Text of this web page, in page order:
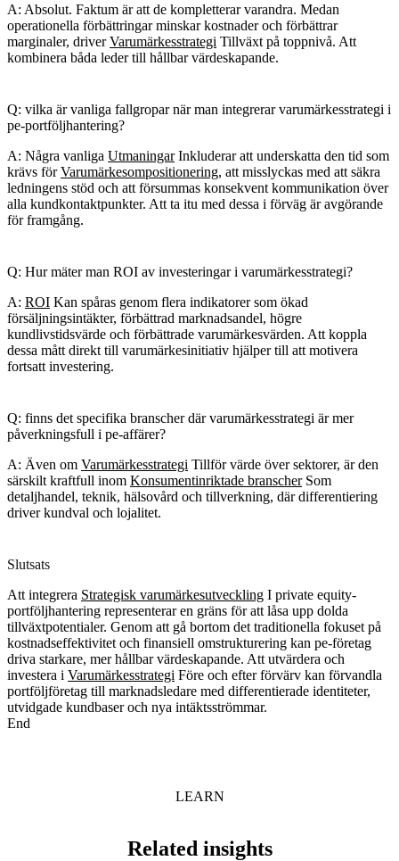
A: Absolut. Faktum är att de kompletterar varandra. Medan
operationella förbättringar minskar kostnader och förbättrar
marginaler, driverVarumärkesstrategi Tillväxt på toppnivå. Att
kombinera båda leder till hållbar värdeskapande.
Q: vilka är vanliga fallgropar när man integrerar varumärkesstrategi i
pe-portföljhantering?
A: Några vanliga UtmaningarInkluderar att underskatta den tid som
krävs förVarumärkesompositionering, att misslyckas med att säkra
ledningens stöd och att försummas konsekvent kommunikation över
alla kundkontaktpunkter. Att ta itu med dessa i förväg är avgörande
för framgång.
Q: Hur mäter man ROI av investeringar i varumärkesstrategi?
A: ROI Kan spåras genom flera indikatorer som ökad
försäljningsintäkter, förbättrad marknadsandel, högre
kundlivstidsvärde och förbättrade varumärkesvärden. Att koppla
dessa mått direkt till varumärkesinitiativ hjälper till att motivera
fortsatt investering.
Q: finns det specifika branscher där varumärkesstrategi är mer
påverkningsfull i pe-affärer?
A: Även om Varumärkesstrategi Tillför värde över sektorer, är den
särskilt kraftfull inom Konsumentinriktade branscherSom
detaljhandel, teknik, hälsovård och tillverkning, där differentiering
driver kundval och lojalitet.
Slutsats
Att integrera Strategisk varumärkesutveckling I private equity-
portföljhantering representerar en gräns för att låsa upp dolda
tillväxtpotentialer. Genom att gå bortom det traditionella fokuset på
kostnadseffektivitet och finansiell omstrukturering kan pe-företag
driva starkare, mer hållbar värdeskapande. Att utvärdera och
investera i Varumärkesstrategi Före och efter förvärv kan förvandla
portföljföretag till marknadsledare med differentierade identiteter,
utvidgade kundbaser och nya intäktsströmmar.
End
LEARN
Related insights